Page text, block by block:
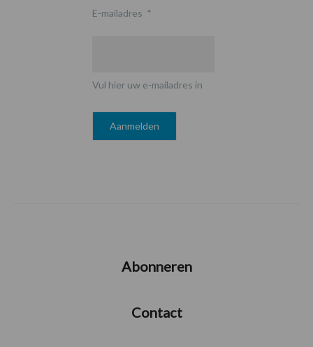
E-mailadres *
Vul hier uw e-mailadres in
Abonneren
Contact